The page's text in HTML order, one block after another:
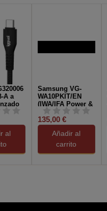
A a
al
Samsung VG-
WA10PKIT/EN
(IWA/IFA Power &
135,00 €
Añadir al
carrito